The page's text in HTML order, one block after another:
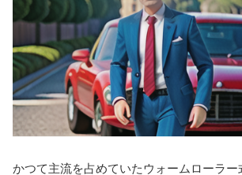
かつて主流を占めていたウォームローラ